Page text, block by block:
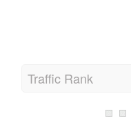
Traffic Rank